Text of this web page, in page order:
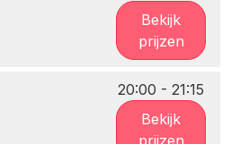
Bekijk
prijzen
20:00 - 21:15
Bekijk
prijzen